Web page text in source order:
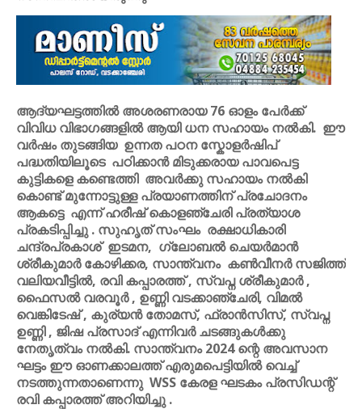
ആദ്യഘട്ടത്തിൽ അശരണരായ 76 ഓളം പേർക്ക്
വിവിധ വിഭാഗങ്ങളിൽ ആയി ധന സഹായം നൽകി. ഈ
വർഷം തുടങ്ങിയ ഉന്നത പഠന സ്കോളർഷിപ്
പദ്ധതിയിലൂടെ പഠിക്കാൻ മിടുക്കരായ പാവപെട്ട
കുട്ടികളെ കണ്ടെത്തി അവർക്കു സഹായം നൽകി
കൊണ്ട് മുന്നോട്ടുള്ള പ്രയാണത്തിന് പ്രചോദനം
ആകട്ടെ എന്ന് ഹരീഷ് കൊളഞ്ചേരി പ്രത്യാശ
പ്രകടിപ്പിച്ചു . സുഹൃത് സംഘം രക്ഷാധികാരി
ചന്ദ്രപ്രകാശ് ഇടമന, ഗ്ലോബൽ ചെയർമാൻ
ശ്രീകുമാർ കോഴിക്കര, സാന്ത്വനം കൺവീനർ സജിത്ത്
വലിയവീട്ടിൽ, രവി കപ്പാരത്ത് , സ്വപ്ന ശ്രീകുമാർ ,
ഫൈസൽ വരവൂർ , ഉണ്ണി വടക്കാഞ്ചേരി, വിമൽ
വെങ്കിടേഷ് , കുര്യൻ തോമസ്, ഫ്രാൻസിസ്, സ്വപ്ന
ഉണ്ണി , ജിഷ പ്രസാദ് എന്നിവർ ചടങ്ങുകൾക്കു
നേതൃത്വം നൽകി. സാന്ത്വനം 2024 ന്റെ അവസാന
ഘട്ടം ഈ ഓണക്കാലത്ത് എരുമപെട്ടിയിൽ വെച്ച്
നടത്തുന്നതാണെന്നു WSS കേരള ഘടകം പ്രസിഡന്റ്
രവി കപ്പാരത്ത് അറിയിച്ചു .